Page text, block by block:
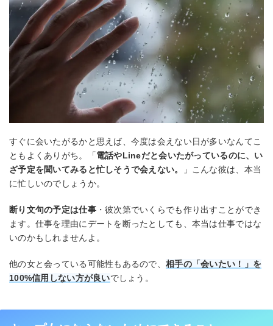
すぐに会いたがるかと思えば、今度は会えない日が多いなんてこ
ともよくありがち。「電話やLineだと会いたがっているのに、い
ざ予定を聞いてみると忙しそうで会えない。
」こんな彼は、本当
に忙しいのでしょうか。
断り文句の予定は仕事・彼次第でいくらでも作り出すことができ
ます。仕事を理由にデートを断ったとしても、本当は仕事ではな
いのかもしれませんよ。
他の女と会っている可能性もあるので、相手の「会いたい！」を
100%信用しない方が良いでしょう。